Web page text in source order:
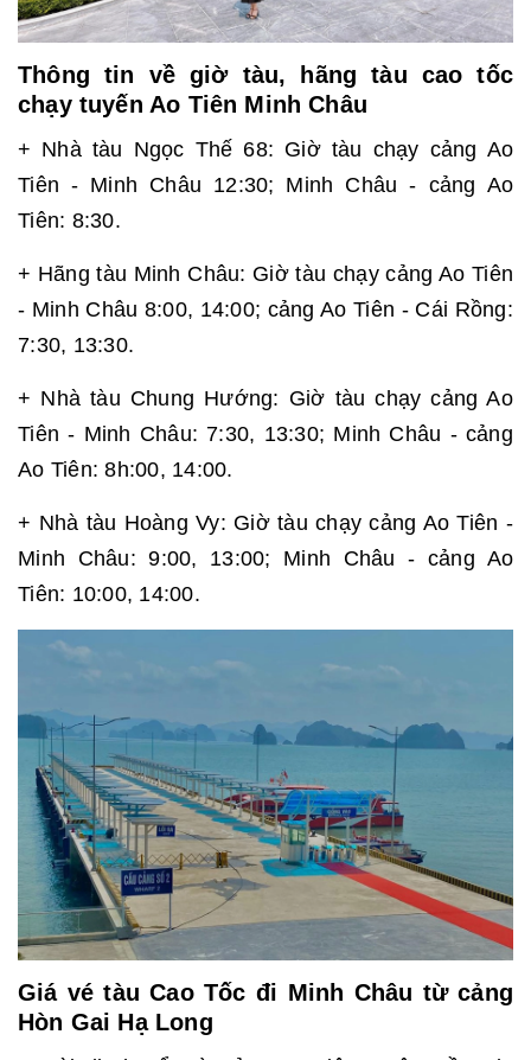
Thông tin về giờ tàu, hãng tàu cao tốc
chạy tuyến Ao Tiên Minh Châu
+ Nhà tàu Ngọc Thế 68: Giờ tàu chạy cảng Ao
Tiên - Minh Châu 12:30; Minh Châu - cảng Ao
Tiên: 8:30.
+ Hãng tàu Minh Châu: Giờ tàu chạy cảng Ao Tiên
- Minh Châu 8:00, 14:00; cảng Ao Tiên - Cái Rồng:
7:30, 13:30.
+ Nhà tàu Chung Hướng: Giờ tàu chạy cảng Ao
Tiên - Minh Châu: 7:30, 13:30; Minh Châu - cảng
Ao Tiên: 8h:00, 14:00.
+ Nhà tàu Hoàng Vy: Giờ tàu chạy cảng Ao Tiên -
Minh Châu: 9:00, 13:00; Minh Châu - cảng Ao
Tiên: 10:00, 14:00.
Giá vé tàu Cao Tốc đi Minh Châu từ cảng
Hòn Gai Hạ Long